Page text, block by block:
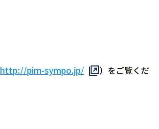
http://pim-sympo.jp/
）をご覧くだ